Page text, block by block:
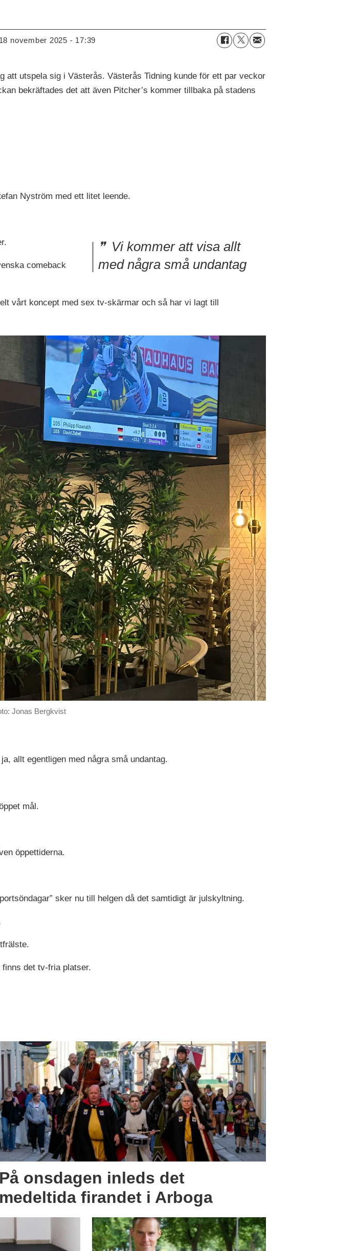
november 2025 - 17:39
att utspela sig i Västerås. Västerås Tidning kunde för ett par veckor
bekräftades det att även Pitcher’s kommer tillbaka på stadens
Nyström med ett litet leende.
Vi kommer att visa allt
med några små undantag
comeback
vårt koncept med sex tv-skärmar och så har vi lagt till
Jonas Bergkvist
allt egentligen med några små undantag.
mål.
öppettiderna.
sker nu till helgen då det samtidigt är julskyltning.
det tv-fria platser.
På onsdagen inleds det
medeltida firandet i Arboga